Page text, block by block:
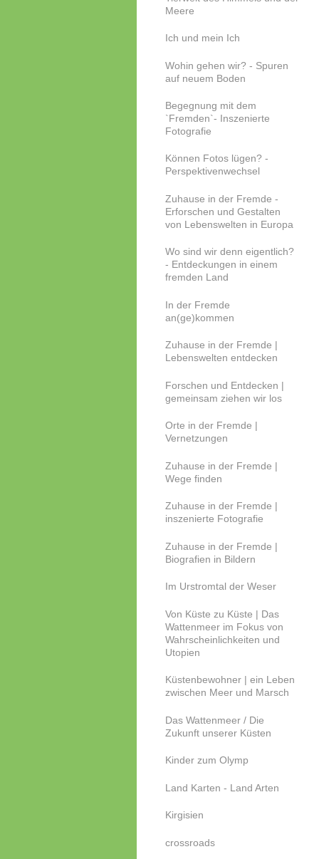
Meere
Ich und mein Ich
Wohin gehen wir? - Spuren
auf neuem Boden
Begegnung mit dem
`Fremden`- Inszenierte
Fotografie
Können Fotos lügen? -
Perspektivenwechsel
Zuhause in der Fremde -
Erforschen und Gestalten
von Lebenswelten in Europa
Wo sind wir denn eigentlich?
- Entdeckungen in einem
fremden Land
In der Fremde
an(ge)kommen
Zuhause in der Fremde |
Lebenswelten entdecken
Forschen und Entdecken |
gemeinsam ziehen wir los
Orte in der Fremde |
Vernetzungen
Zuhause in der Fremde |
Wege finden
Zuhause in der Fremde |
inszenierte Fotografie
Zuhause in der Fremde |
Biografien in Bildern
Im Urstromtal der Weser
Von Küste zu Küste | Das
Wattenmeer im Fokus von
Wahrscheinlichkeiten und
Utopien
Küstenbewohner | ein Leben
zwischen Meer und Marsch
Das Wattenmeer / Die
Zukunft unserer Küsten
Kinder zum Olymp
Land Karten - Land Arten
Kirgisien
crossroads